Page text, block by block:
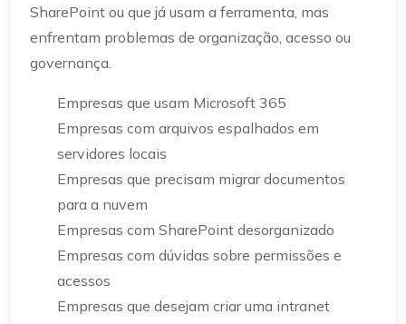
SharePoint ou que já usam a ferramenta, mas
enfrentam problemas de organização, acesso ou
governança.
Empresas que usam Microsoft 365
Empresas com arquivos espalhados em
servidores locais
Empresas que precisam migrar documentos
para a nuvem
Empresas com SharePoint desorganizado
Empresas com dúvidas sobre permissões e
acessos
Empresas que desejam criar uma intranet